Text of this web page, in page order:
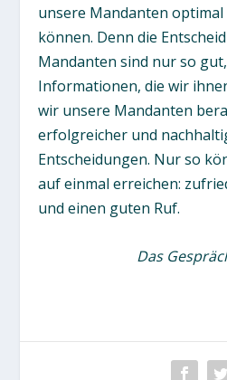
unsere Mandanten
können. Denn die
Mandanten sind nur so
Informationen, die wir
wir unsere Mandanten
erfolgreicher und
Entscheidungen. Nur so
auf einmal erreichen:
und einen guten Ruf.
Das